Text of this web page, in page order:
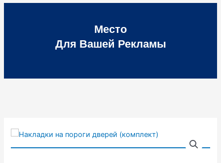
Место
Для Вашей Рекламы
Количество
товара